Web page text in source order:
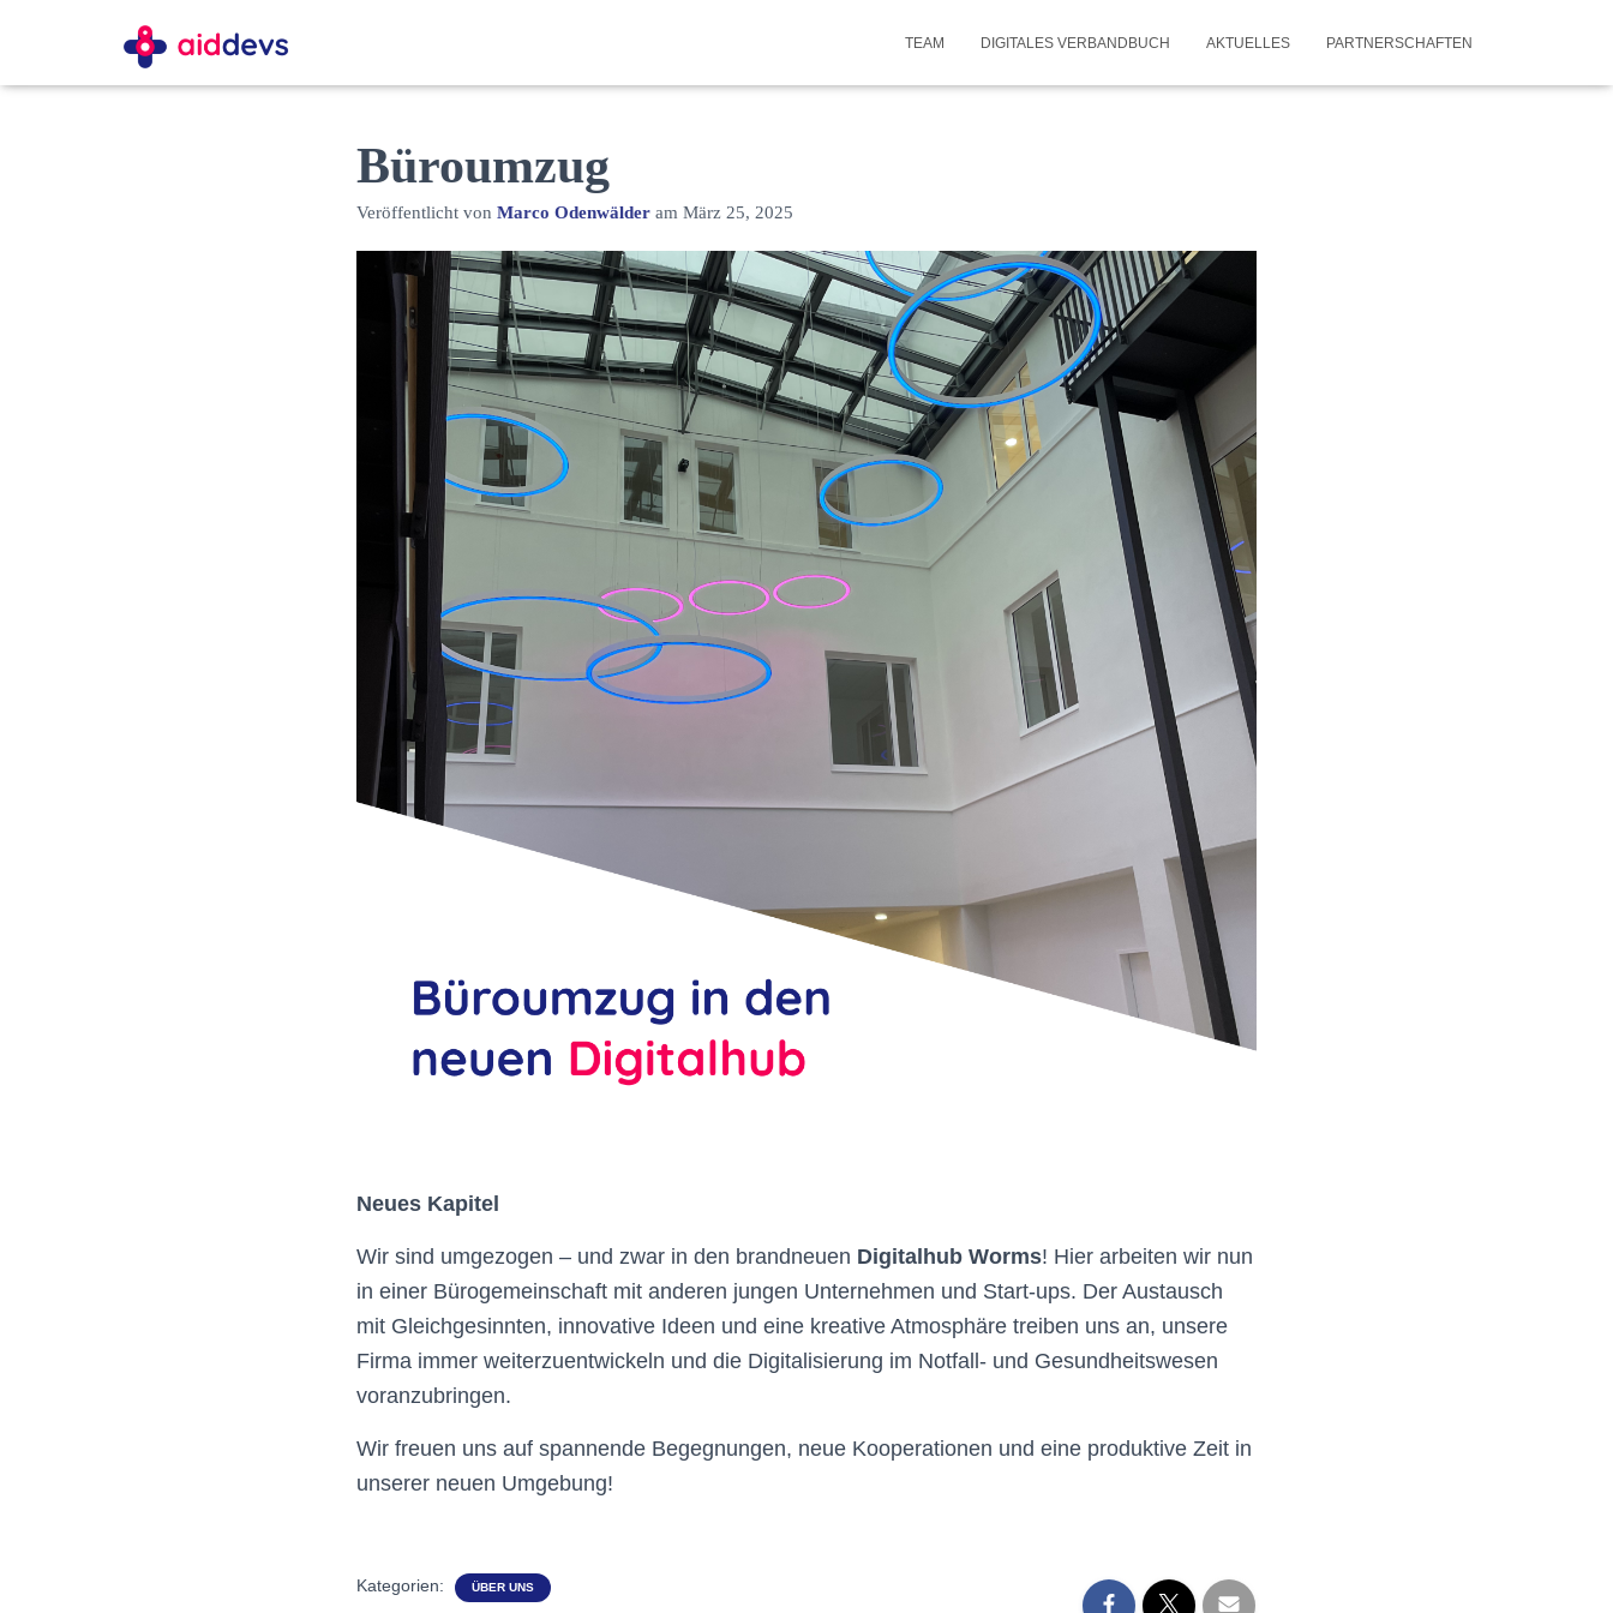
TEAM DIGITALES VERBANDBUCH AKTUELLES PARTNERSCHAFTEN
Büroumzug
Veröffentlicht von Marco Odenwälder am März 25, 2025
Neues Kapitel
Wir sind umgezogen – und zwar in den brandneuen Digitalhub Worms! Hier arbeiten wir nun
in einer Bürogemeinschaft mit anderen jungen Unternehmen und Start-ups. Der Austausch
mit Gleichgesinnten, innovative Ideen und eine kreative Atmosphäre treiben uns an, unsere
Firma immer weiterzuentwickeln und die Digitalisierung im Notfall- und Gesundheitswesen
voranzubringen.
Wir freuen uns auf spannende Begegnungen, neue Kooperationen und eine produktive Zeit in
unserer neuen Umgebung!
Kategorien: ÜBER UNS